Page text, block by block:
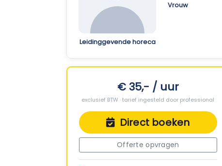
Leidinggevende horeca
Vrouw
€ 35,- / uur
exclusief BTW · tarief ingesteld door professional
Direct boeken
Offerte opvragen